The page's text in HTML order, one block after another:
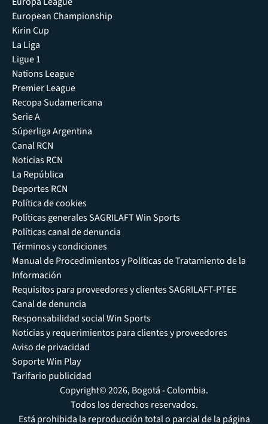
European Championship
Kirin Cup
La Liga
Ligue 1
Nations League
Premier League
Recopa Sudamericana
Serie A
Súperliga Argentina
Canal RCN
Noticias RCN
La República
Deportes RCN
Política de cookies
Políticas generales SAGRILAFT Win Sports
Políticas canal de denuncia
Términos y condiciones
Manual de Procedimientos y Políticas de Tratamiento de la
Información
Requisitos para proveedores y clientes SAGRILAFT-PTEE
Canal de denuncia
Responsabilidad social Win Sports
Noticias y requerimientos para clientes y proveedores
Aviso de privacidad
Soporte Win Play
Tarifario publicidad
Copyright© 2026, Bogotá - Colombia.
Todos los derechos reservados.
Está prohibida la reproducción total o parcial de la página